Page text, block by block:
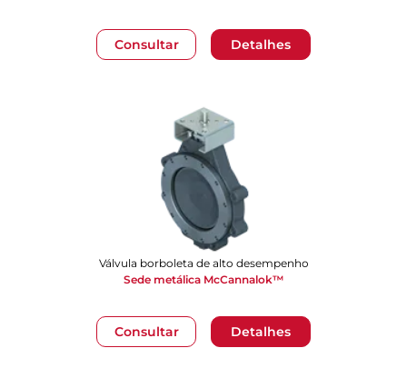
Consultar Detalhes
Consultar Detalhes
Válvula borboleta de alto desempenho
Sede metálica McCannalok™